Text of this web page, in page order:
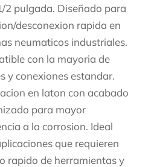
2 pulgada. Diseñado para
desconexion rapida en
neumaticos industriales.
con la mayoria de
y conexiones estandar.
en laton con acabado
para mayor
a la corrosion. Ideal
que requieren
rapido de herramientas y